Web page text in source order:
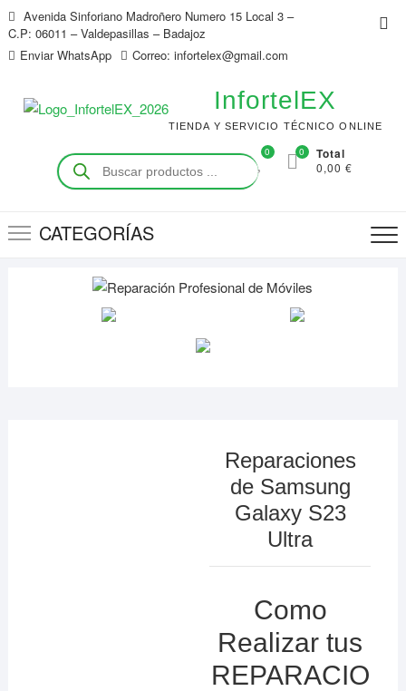
Saltar
al
contenido
Avenida Sinforiano Madroñero Numero 15 Local 3 –
C.P: 06011 – Valdepasillas – Badajoz
Enviar WhatsApp
Correo: infortelex@gmail.com
InfortelEX
TIENDA Y SERVICIO TÉCNICO ONLINE
Búsqueda
de
productos
0 Total
0,00 €
0
CATEGORÍAS
Reparaciones
de Samsung
Galaxy S23
Ultra
Como
Realizar tus
REPARACIO